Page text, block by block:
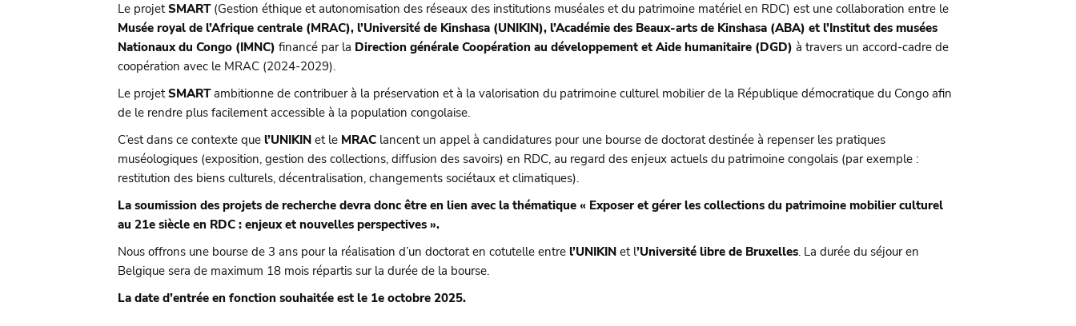
Le projetSMART (Gestion éthique et autonomisation des réseaux des institutions muséales et du patrimoine matériel en RDC) est une collaboration entre le
Musée royal de l’Afrique centrale (MRAC), l’Université de Kinshasa (UNIKIN), l’Académie des Beaux-arts de Kinshasa (ABA) et l’Institut des musées
Nationaux du Congo (IMNC) financé par la Direction générale Coopération au développement et Aide humanitaire (DGD) à travers un accord-cadre de
coopération avec le MRAC (2024-2029).
Le projetSMARTambitionne de contribuer à la préservation et à la valorisation du patrimoine culturel mobilier de la République démocratique du Congo afin
de le rendre plus facilement accessible à la population congolaise.
C’est dans ce contexte que l’UNIKIN et le MRAC lancent un appel à candidatures pour une bourse de doctorat destinée à repenser les pratiques
muséologiques (exposition, gestion des collections, diffusion des savoirs) en RDC, au regard des enjeux actuels du patrimoine congolais (par exemple :
restitution des biens culturels, décentralisation, changements sociétaux et climatiques).
La soumission des projets de recherche devra donc être en lien avec la thématique « Exposer et gérer les collections du patrimoine mobilier culturel
au 21e siècle en RDC : enjeux et nouvelles perspectives ».
Nous offrons une bourse de 3 ans pour la réalisation d’un doctorat en cotutelle entre l’UNIKIN et l’Université libre de Bruxelles. La durée du séjour en
Belgique sera de maximum 18 mois répartis sur la durée de la bourse.
La date d’entrée en fonction souhaitée est le 1e octobre 2025.